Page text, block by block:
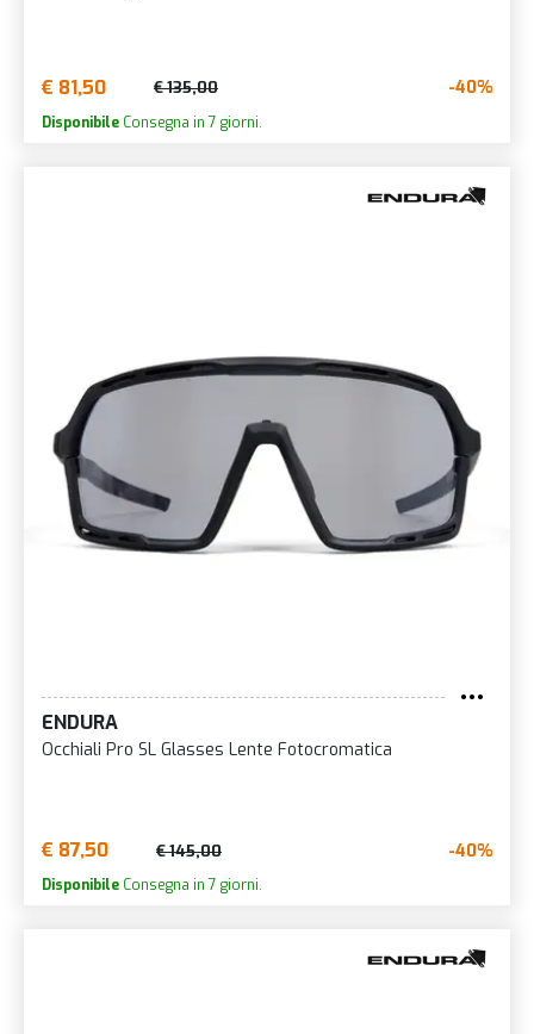
€ 81,50 € 135,00 -40%
Disponibile Consegna in 7 giorni.
ENDURA
Occhiali Pro SL Glasses Lente Fotocromatica
€ 87,50 € 145,00 -40%
Disponibile Consegna in 7 giorni.